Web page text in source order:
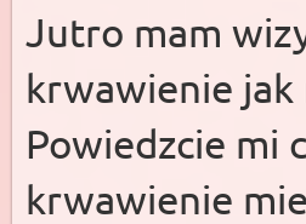
Jutro mam
krwawienie jak
Powiedzcie mi
krwawienie